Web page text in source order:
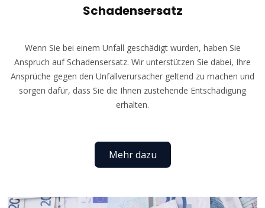
Schadensersatz
Wenn Sie bei einem Unfall geschädigt wurden, haben Sie
Anspruch auf Schadensersatz. Wir unterstützen Sie dabei, Ihre
Ansprüche gegen den Unfallverursacher geltend zu machen und
sorgen dafür, dass Sie die Ihnen zustehende Entschädigung
erhalten.
Mehr dazu